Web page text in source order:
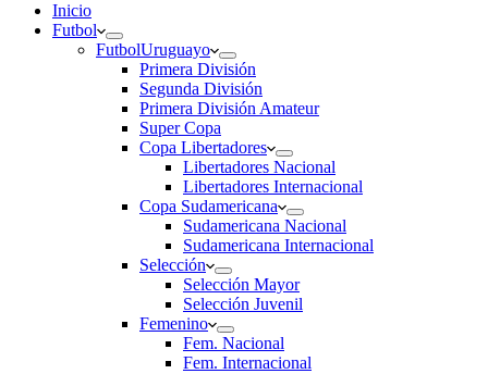
Inicio
Futbol
FutbolUruguayo
Primera División
Segunda División
Primera División Amateur
Super Copa
Copa Libertadores
Libertadores Nacional
Libertadores Internacional
Copa Sudamericana
Sudamericana Nacional
Sudamericana Internacional
Selección
Selección Mayor
Selección Juvenil
Femenino
Fem. Nacional
Fem. Internacional